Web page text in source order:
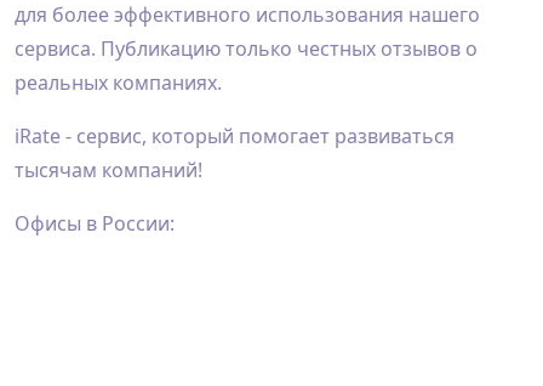
для более эффективного использования нашего
сервиса. Публикацию только честных отзывов о
реальных компаниях.
iRate - сервис, который помогает развиваться
тысячам компаний!
Офисы в России: